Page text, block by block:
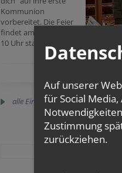
Kommunion
vorbereitet. Die Feier
findet am 9. Mai um
10 Uhr statt.
alle Einträge anzeigen
Auf unserer
für Social
Zustimmung
zurückziehen.